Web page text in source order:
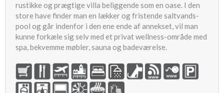
rustikke og prægtige villa beliggende som en oase. I den
store have finder man en lækker og fristende saltvands-
pool og går indenfor i den ene ende af annekset, vil man
kunne forkæle sig selv med et privat wellness-område med
spa, bekvemme møbler, sauna og badeværelse.